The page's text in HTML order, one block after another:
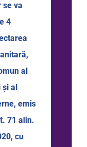
se va
4
al
al
emis
71 alin.
cu